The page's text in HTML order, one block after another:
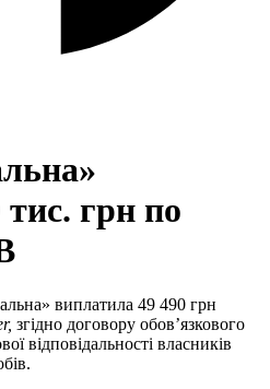
грн по
виплатила 49 490 грн
, згідно договору обов’язкового
відповідальності власників